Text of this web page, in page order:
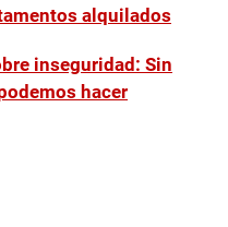
alquilados
inseguridad: Sin
hacer